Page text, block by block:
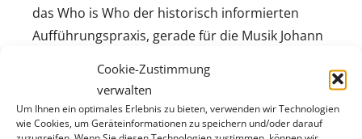
Cookie-Zustimmung
verwalten
Um Ihnen ein optimales Erlebnis zu bieten, verwenden wir Technologien
wie Cookies, um Geräteinformationen zu speichern und/oder darauf
das Who is Who der historisch informierten
Aufführungspraxis, gerade für die Musik Johann
Auf dem Programm stehen vier
Weihnachtskantaten, die einen Einblick in die